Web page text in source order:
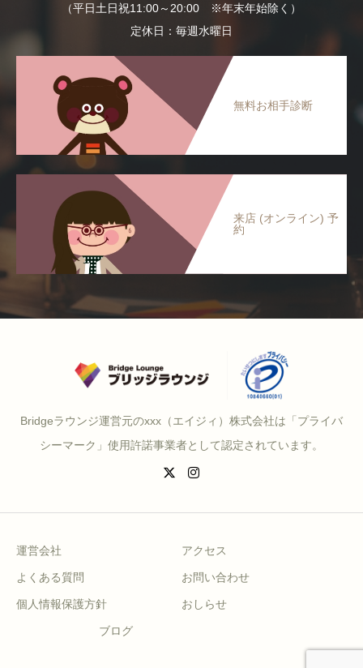
（平日土日祝11:00～20:00 ※年末年始除く）
定休日：毎週水曜日
無料お相手診断
来店 (オンライン) 予
約
Bridgeラウンジ運営元のxxx（エイジィ）株式会社は「プライバ
シーマーク」使用許諾事業者として認定されています。
運営会社 アクセス
よくある質問 お問い合わせ
個人情報保護方針 おしらせ
ブログ